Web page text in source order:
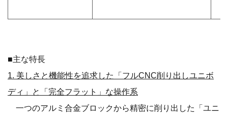
■主な特長
1. 美しさと機能性を追求した「フルCNC削り出しユニボ
ディ」と「完全フラット」な操作系
一つのアルミ合金ブロックから精密に削り出した「ユニ